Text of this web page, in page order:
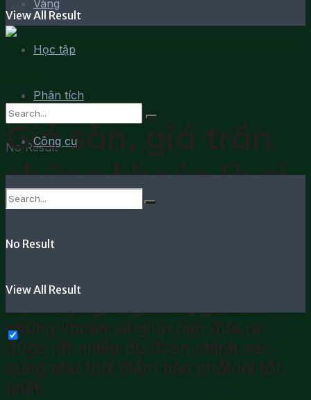
Vàng
Học tập
Phân tích
Công cụ
No Result
View All Result
View All Result
No Result
Giá sàn, giá trần
chứng khoán là gì
& cách tính giá
trần/sàn
Nắm rõ ý nghĩa giá trần, giá sàn
chứng khoán sẽ giúp bạn đưa ra
được rất nhiều dự đoán chính xác
cũng như thời điểm nào chốt lời tốt
nhất.